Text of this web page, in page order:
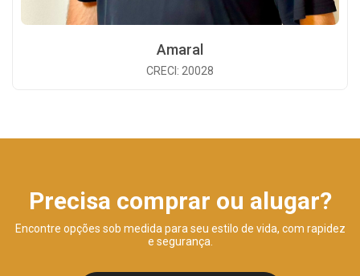
Amaral
CRECI: 20028
Precisa comprar ou alugar?
Encontre opções sob medida para seu estilo de vida, com rapidez
e segurança.